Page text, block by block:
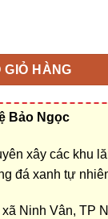
Cai rẻ đẹp số
GIỎ HÀNG
Bảo Ngọc
xây các khu
đá xanh tự
Ninh Vân, TP